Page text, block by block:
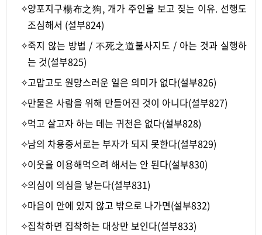
✧양포지구楊布之狗, 개가 주인을 보고 짖는 이유. 선행도
조심해서 (설부824)
✧죽지 않는 방법 / 不死之道불사지도 / 아는 것과 실행하
는 것(설부825)
✧고맙고도 원망스러운 일은 의미가 없다(설부826)
✧만물은 사람을 위해 만들어진 것이 아니다(설부827)
✧먹고 살고자 하는 데는 귀천은 없다(설부828)
✧남의 차용증서로는 부자가 되지 못한다(설부829)
✧이웃을 이용해먹으려 해서는 안 된다(설부830)
✧의심이 의심을 낳는다(설부831)
✧마음이 안에 있지 않고 밖으로 나가면(설부832)
✧집착하면 집착하는 대상만 보인다(설부833)